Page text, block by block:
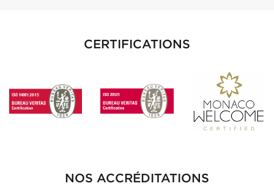
CERTIFICATIONS
NOS ACCRÉDITATIONS